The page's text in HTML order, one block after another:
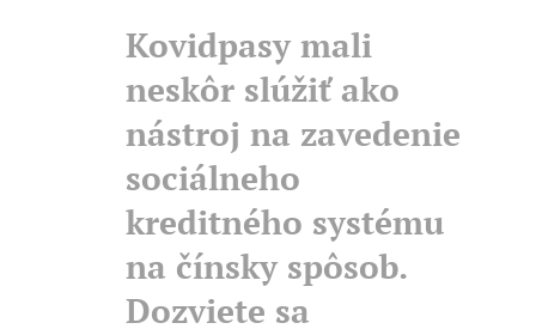
Kovidpasy mali
neskôr slúžiť ako
nástroj na zavedenie
sociálneho
kreditného systému
na čínsky spôsob.
Dozviete sa